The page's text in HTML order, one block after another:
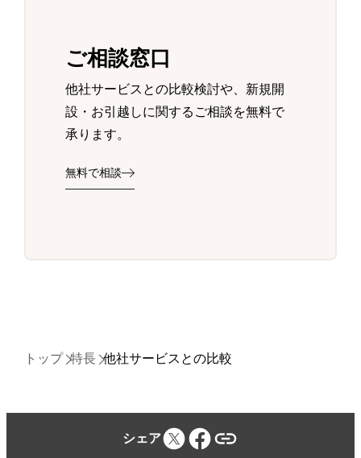
ご相談窓口
他社サービスとの比較検討や、新規開
設・お引越しに関するご相談を無料で
承ります。
無料で相談
トップ 特長 他社サービスとの比較
シェア